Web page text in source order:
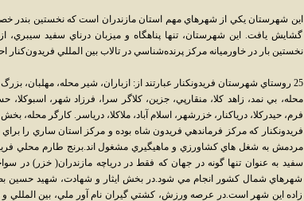
گشايش يافت. اين شهرستان، تنها پناهگاه و ميزبان درناي سفيد سيبري،
نخستين بار در خاورميانه مرکز پرنده‌شناسي در تالاب بين المللي فريدون‌کنار
25 روستاي شهرستان فريدونکنار عبارتند از: ازباران، شير محله، مهلبان،
محله، بي نمد، زاهد کلا، منقارپي، جزين، کلاگر سرا، فرزاد شهر، اسبوکلا،
فرم، حيدرکلا، درياکنار، خزرشهر، اسلام آباد، ملاکلا، درياسر. کارگر
فريدونكنار كه مركز فرماندهي فريدون شاه بوده و مركز استان ساري را
مردمش به شغل هاي كشاورزي و ماهيگيري مشغول اند.برنج طارم محلي
سفيد به عنوان تنها گونه در جهان كه فقط در درياچه مازندران( خزر) در
شهرهاي شمال كشور انجام مي شود.در بخش ايثار و شهادت، شهيد حسين
زاده اين شهر است.در عرصه ورزش، كشتي گيران نام آور ملي، بين المللي